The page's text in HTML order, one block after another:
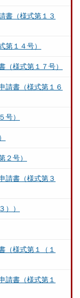
書（様式第１３
第１４号）
（様式第１７号）
請書（様式第１６
号）
２号）
請書（様式第３
））
（様式第１（１
請書（様式第１